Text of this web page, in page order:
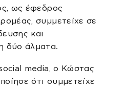
ως έφεδρος
συμμετείχε σε
και
δύο άλματα.
media, ο Κώστας
ότι συμμετείχε